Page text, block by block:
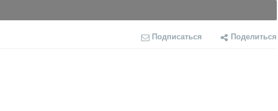
Подписаться Поделиться